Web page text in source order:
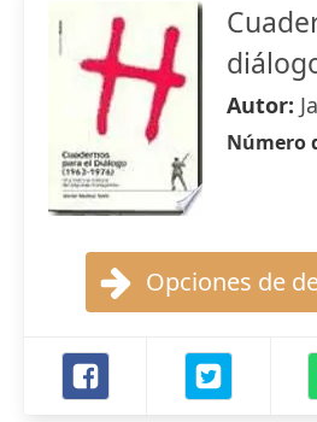
Autor:
Número
Opciones de